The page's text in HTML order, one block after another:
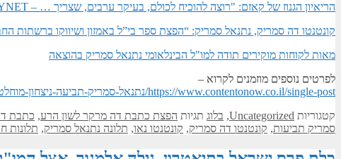
הריאיון הגנוז של קאזם: "רוצה להוכיח לכולם, בעיקר ערבים, שצריך … – YNET
קונטנטו דה סמריק, נתנאל סמריק: “הפצת ספר בי”ל באמזון ושיווקו ברשתות
מאות לקוחות מוקירים תודה למו"ל הבינלאומי נתנאל סמריק בהוצאה
לפרטים נוספים מוזמנים לקרוא –
https://www.contentonow.co.il/single-post/נתנאל-סמריק-תביעה-ניצחון-מוחלט-של-סמריק-בפסק-דין-חלוט-וזכייתו-בכחצי-מיליון-ש-ח-בקרוב
קטגוריות Uncategorized
, בלוג תגיות הפצת כתבת דה מרקר לשון הרע, כתבת
סמריק תביעות, קונטנטו דה סמריק, קונטנטו נאו, תלונה נתנאל סמריק, תלונות